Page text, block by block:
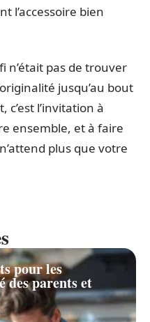
l’accessoire bien
n’était pas de trouver
jusqu’au bout
c’est l’invitation à
ensemble, et à faire
plus que votre
pour les
des parents et